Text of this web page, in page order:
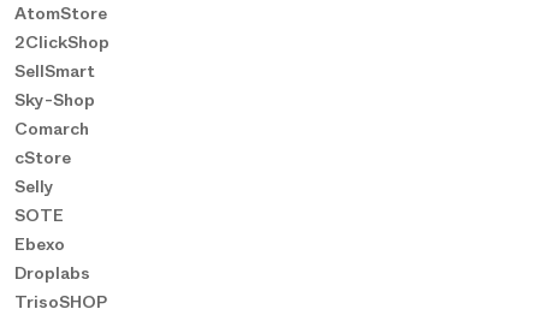
AtomStore
2ClickShop
SellSmart
Sky-Shop
Comarch
cStore
Selly
SOTE
Ebexo
Droplabs
TrisoSHOP